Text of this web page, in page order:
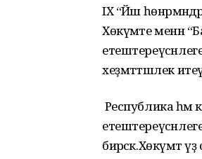
IX “Йәш
Хөкүмәте менән
хеҙмәттәшлек
Республика һәм
бирәсәк.Хөкүмәт